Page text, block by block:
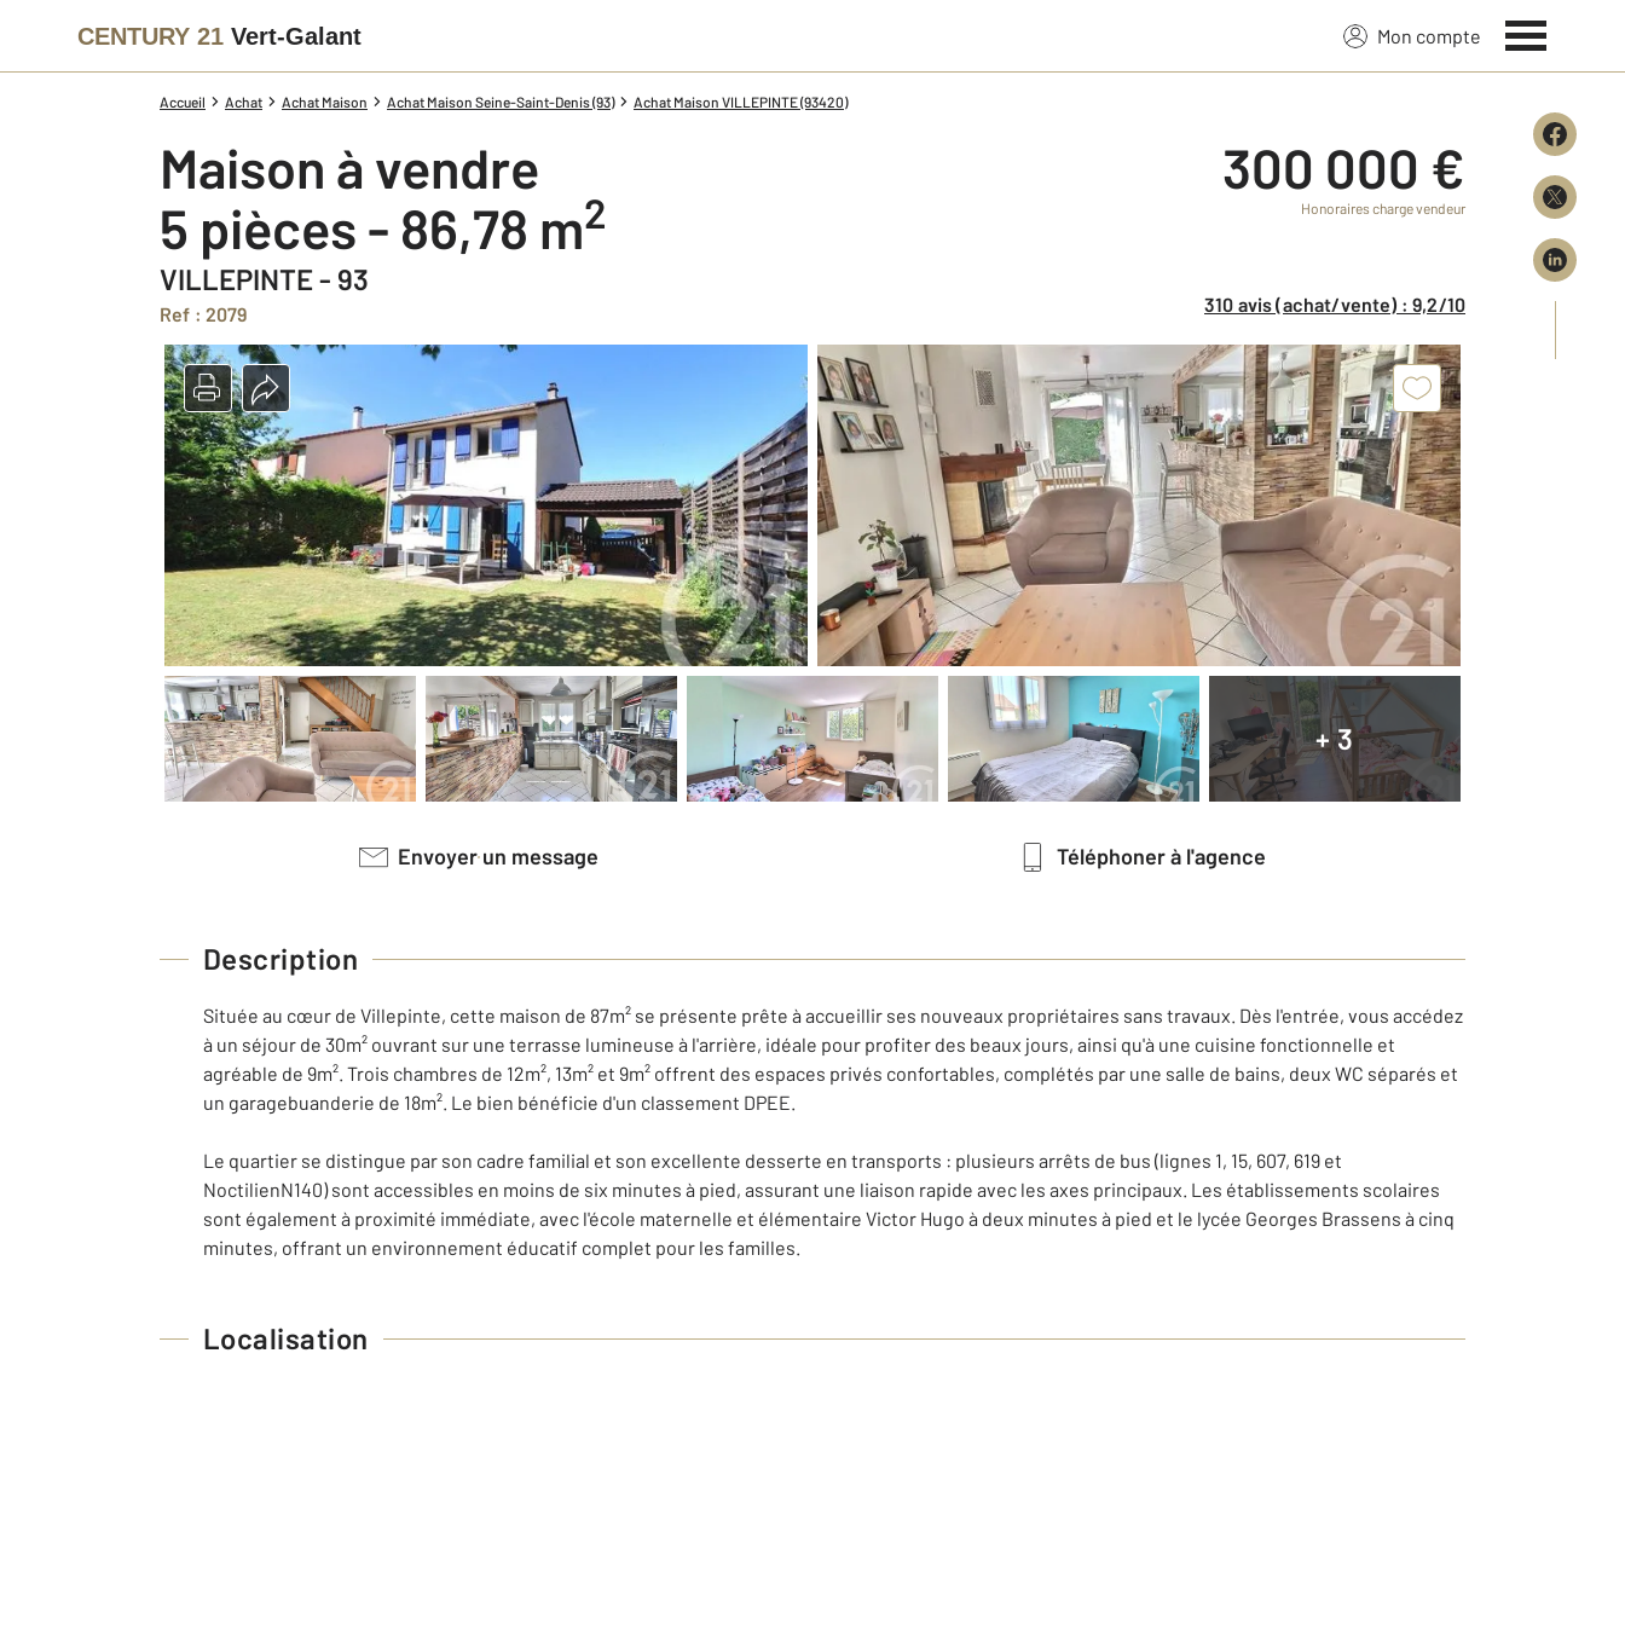
CENTURY 21 Vert-Galant Mon compte
Accueil Achat Achat Maison Achat Maison Seine-Saint-Denis (93) Achat Maison VILLEPINTE (93420)
Maison à vendre
5 pièces - 86,78 m2
VILLEPINTE - 93
Ref : 2079
300 000 €
Honoraires charge vendeur
310 avis (achat/vente) : 9,2/10
+ 3
Envoyer un message Téléphoner à l'agence
Description
Située au cœur de Villepinte, cette maison de 87m² se présente prête à accueillir ses nouveaux propriétaires sans travaux. Dès l'entrée, vous accédez
à un séjour de 30m² ouvrant sur une terrasse lumineuse à l'arrière, idéale pour profiter des beaux jours, ainsi qu'à une cuisine fonctionnelle et
agréable de 9m². Trois chambres de 12m², 13m² et 9m² offrent des espaces privés confortables, complétés par une salle de bains, deux WC séparés et
un garagebuanderie de 18m². Le bien bénéficie d'un classement DPEE.
Le quartier se distingue par son cadre familial et son excellente desserte en transports : plusieurs arrêts de bus (lignes 1, 15, 607, 619 et
NoctilienN140) sont accessibles en moins de six minutes à pied, assurant une liaison rapide avec les axes principaux. Les établissements scolaires
sont également à proximité immédiate, avec l'école maternelle et élémentaire Victor Hugo à deux minutes à pied et le lycée Georges Brassens à cinq
minutes, offrant un environnement éducatif complet pour les familles.
Localisation